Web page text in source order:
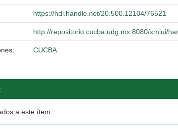
https://hdl.handle.net/20.500.12104/76521
http://repositorio.cucba.udg.mx:8080/xmlui/
CUCBA
a este ítem.